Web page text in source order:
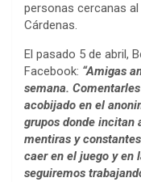
personas cercanas
Cárdenas.
El pasado 5 de abril,
Facebook: “Amigas
semana.
acobijado en el
grupos donde incitan
mentiras y
caer en el juego y en
seguiremos